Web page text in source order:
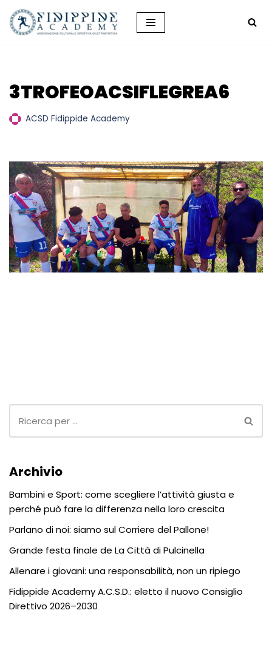
Vai
3TROFEOACSIFLEGREA6
ACSD Fidippide Academy
Archivio
Bambini e Sport: come scegliere l’attività giusta e
perché può fare la differenza nella loro crescita
Parlano di noi: siamo sul Corriere del Pallone!
Grande festa finale de La Città di Pulcinella
Allenare i giovani: una responsabilità, non un ripiego
Fidippide Academy A.C.S.D.: eletto il nuovo Consiglio
Direttivo 2026–2030